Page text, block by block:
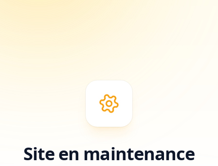
Site en maintenance